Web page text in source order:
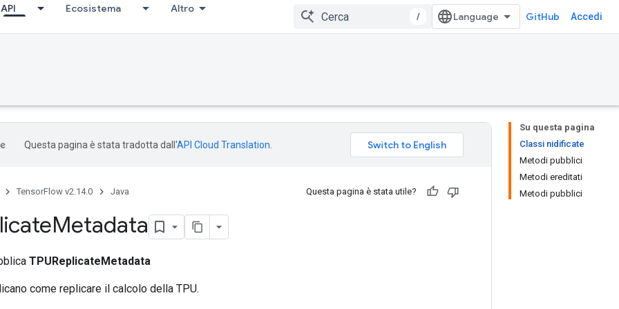
API Ecosistema Altro
/ GitHub Accedi
Su questa pagina
Classi nidificate
Metodi pubblici
Metodi ereditati
Metodi pubblici
Questa pagina è stata tradotta dall'API Cloud Translation
TensorFlow v2.14.0 Java Questa pagina è stata utile?
Metadata
TPUReplicateMetadata
come replicare il calcolo della TPU.